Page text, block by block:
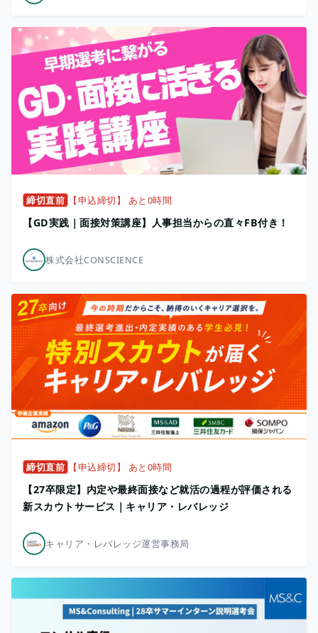
締切直前 【申込締切】 あと0時間
【GD実践｜面接対策講座】人事担当からの直々FB付き！
株式会社CONSCIENCE
締切直前 【申込締切】 あと0時間
【27卒限定】内定や最終面接など就活の過程が評価される
新スカウトサービス｜キャリア・レバレッジ
キャリア・レバレッジ運営事務局